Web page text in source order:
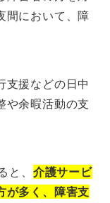
間において、障
支援などの日中
や余暇活動の支
、 介護サービ
が多く、障害支